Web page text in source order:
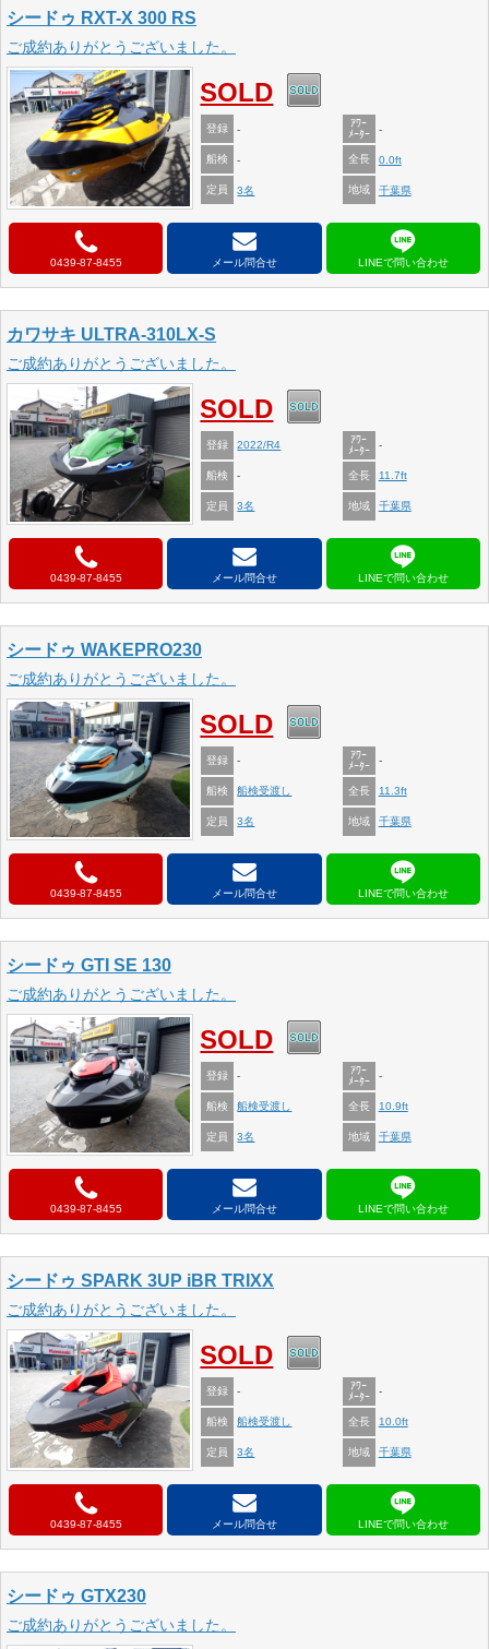
シードゥ RXT-X 300 RS
ご成約ありがとうございました。
SOLD
登録 -
ｱﾜｰ
ﾒｰﾀｰ
-
船検 - 全長 0.0ft
定員 3名 地域 千葉県
0439-87-8455 メール問合せ
カワサキ ULTRA-310LX-S
ご成約ありがとうございました。
SOLD
登録 2022/R4
ｱﾜｰ
ﾒｰﾀｰ
-
船検 - 全長 11.7ft
定員 3名 地域 千葉県
0439-87-8455 メール問合せ
シードゥ WAKEPRO230
ご成約ありがとうございました。
SOLD
登録 -
ｱﾜｰ
ﾒｰﾀｰ
-
船検 船検受渡し 全長 11.3ft
定員 3名 地域 千葉県
0439-87-8455 メール問合せ
シードゥ GTI SE 130
ご成約ありがとうございました。
SOLD
登録 -
ｱﾜｰ
ﾒｰﾀｰ
-
船検 船検受渡し 全長 10.9ft
定員 3名 地域 千葉県
0439-87-8455 メール問合せ
シードゥ SPARK 3UP iBR TRIXX
ご成約ありがとうございました。
SOLD
登録 -
ｱﾜｰ
ﾒｰﾀｰ
-
船検 船検受渡し 全長 10.0ft
定員 3名 地域 千葉県
0439-87-8455 メール問合せ
シードゥ GTX230
ご成約ありがとうございました。